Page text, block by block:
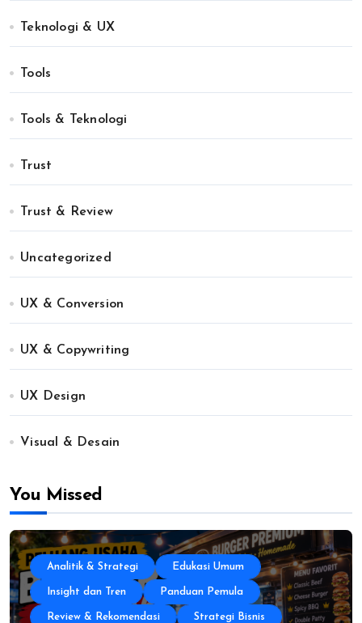
Teknologi & UX
Tools
Tools & Teknologi
Trust
Trust & Review
Uncategorized
UX & Conversion
UX & Copywriting
UX Design
Visual & Desain
You Missed
Analitik & Strategi Edukasi Umum
Insight dan Tren Panduan Pemula
Review & Rekomendasi Strategi Bisnis